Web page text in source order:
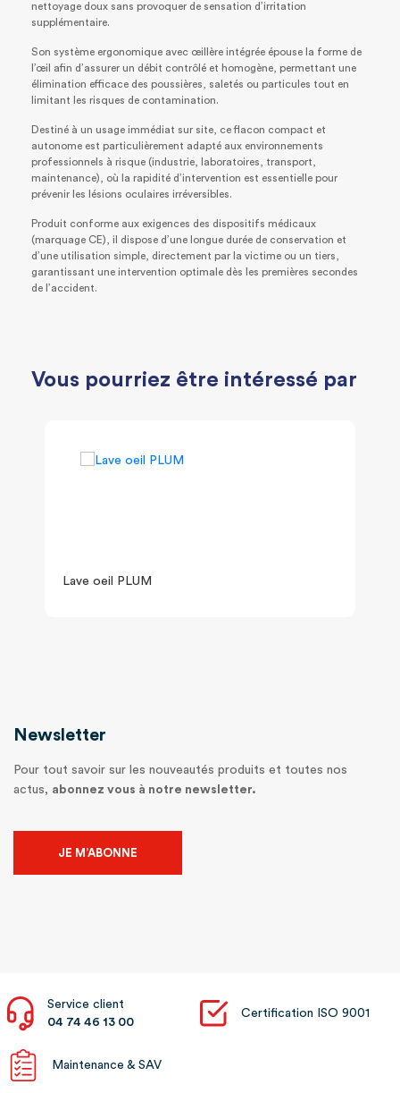
nettoyage doux sans provoquer de sensation d’irritation
supplémentaire.
Son système ergonomique avec œillère intégrée épouse la forme de
l’œil afin d’assurer un débit contrôlé et homogène, permettant une
élimination efficace des poussières, saletés ou particules tout en
limitant les risques de contamination.
Destiné à un usage immédiat sur site, ce flacon compact et
autonome est particulièrement adapté aux environnements
professionnels à risque (industrie, laboratoires, transport,
maintenance), où la rapidité d’intervention est essentielle pour
prévenir les lésions oculaires irréversibles.
Produit conforme aux exigences des dispositifs médicaux
(marquage CE), il dispose d’une longue durée de conservation et
d’une utilisation simple, directement par la victime ou un tiers,
garantissant une intervention optimale dès les premières secondes
de l’accident.
Vous pourriez être intéressé par
Lave oeil PLUM
Newsletter
Pour tout savoir sur les nouveautés produits et toutes nos
actus, abonnez vous à notre newsletter.
JE M’ABONNE
Service client
04 74 46 13 00
Certification ISO 9001
Maintenance & SAV